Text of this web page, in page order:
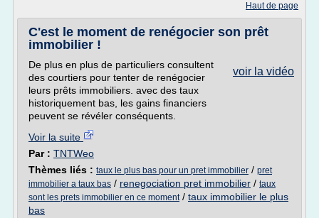
Haut de page
C'est le moment de renégocier son prêt
immobilier !
voir la vidéo
De plus en plus de particuliers consultent
des courtiers pour tenter de renégocier
leurs prêts immobiliers. avec des taux
historiquement bas, les gains financiers
peuvent se révéler conséquents.
Voir la suite
Par : TNTWeo
Thèmes liés : taux le plus bas pour un pret immobilier / pret
immobilier a taux bas / renegociation pret immobilier / taux
sont les prets immobilier en ce moment/ taux immobilier le plus
bas